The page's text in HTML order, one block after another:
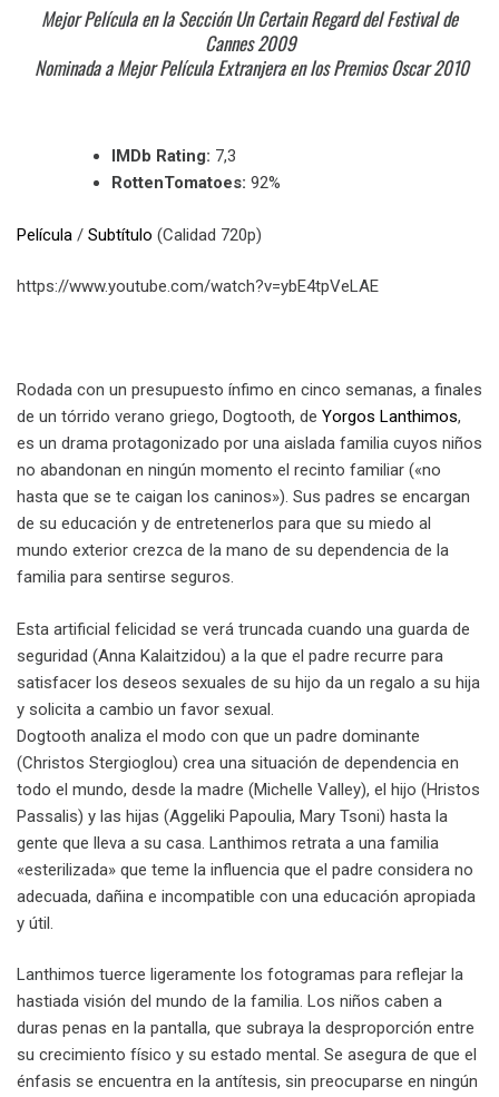
Mejor Película en la Sección Un Certain Regard del Festival de
Cannes 2009
Nominada a Mejor Película Extranjera en los Premios Oscar 2010
IMDb Rating: 7,3
RottenTomatoes: 92%
Película / Subtítulo (Calidad 720p)
https://www.youtube.com/watch?v=ybE4tpVeLAE
Rodada con un presupuesto ínfimo en cinco semanas, a finales
de un tórrido verano griego, Dogtooth, de Yorgos Lanthimos,
es un drama protagonizado por una aislada familia cuyos niños
no abandonan en ningún momento el recinto familiar («no
hasta que se te caigan los caninos»). Sus padres se encargan
de su educación y de entretenerlos para que su miedo al
mundo exterior crezca de la mano de su dependencia de la
familia para sentirse seguros.
Esta artificial felicidad se verá truncada cuando una guarda de
seguridad (Anna Kalaitzidou) a la que el padre recurre para
satisfacer los deseos sexuales de su hijo da un regalo a su hija
y solicita a cambio un favor sexual.
Dogtooth analiza el modo con que un padre dominante
(Christos Stergioglou) crea una situación de dependencia en
todo el mundo, desde la madre (Michelle Valley), el hijo (Hristos
Passalis) y las hijas (Aggeliki Papoulia, Mary Tsoni) hasta la
gente que lleva a su casa. Lanthimos retrata a una familia
«esterilizada» que teme la influencia que el padre considera no
adecuada, dañina e incompatible con una educación apropiada
y útil.
Lanthimos tuerce ligeramente los fotogramas para reflejar la
hastiada visión del mundo de la familia. Los niños caben a
duras penas en la pantalla, que subraya la desproporción entre
su crecimiento físico y su estado mental. Se asegura de que el
énfasis se encuentra en la antítesis, sin preocuparse en ningún